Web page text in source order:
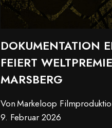
DOKUMENTATION
FEIERT
MARSBERG
VonMarkeloop
9. Februar 2026